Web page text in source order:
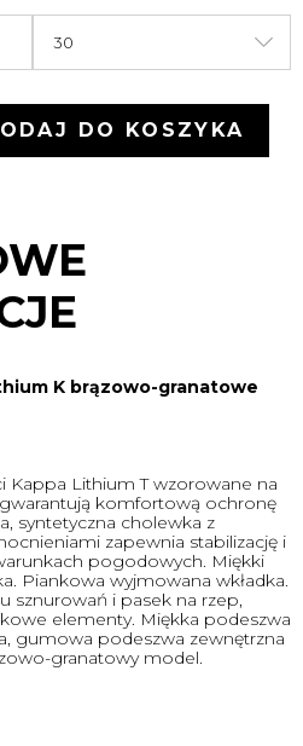
DO KOSZYKA
K brązowo-granatowe
Kappa Lithium T wzorowane na
komfortową ochronę
syntetyczna cholewka z
zapewnia stabilizację i
pogodowych. Miękki
Piankowa wyjmowana wkładka.
sznurowań i pasek na rzep,
elementy. Miękka podeszwa
gumowa podeszwa zewnętrzna
granatowy model.